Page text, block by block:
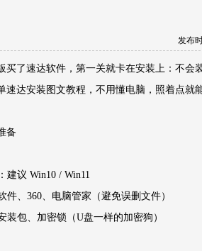
发布
买了速达软件，第一关就卡在安装上：不会
速达安装图文教程，不用懂电脑，照着点就
备
建议 Win10 / Win11
件、360、电脑管家（避免误删文件）
装包、加密锁（U盘一样的加密狗）